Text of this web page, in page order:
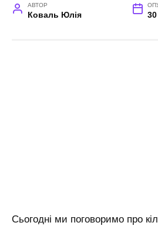
АВТОР
Коваль Юлія
Сьогодні ми поговоримо про